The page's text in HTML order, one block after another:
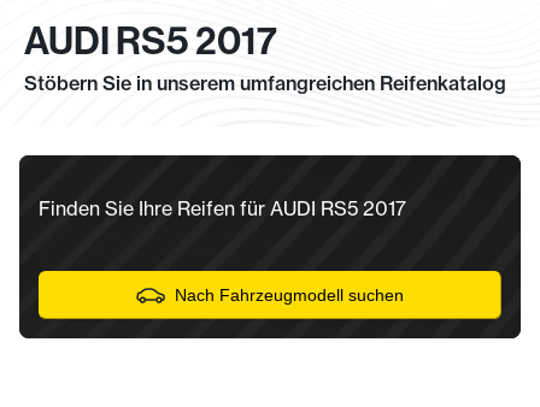
AUDI RS5 2017
Stöbern Sie in unserem umfangreichen Reifenkatalog
Finden Sie Ihre Reifen für AUDI RS5 2017
Nach Fahrzeugmodell suchen